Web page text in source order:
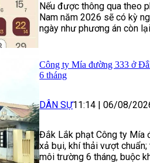
Nếu được thông qua theo
Nam năm 2026 sẽ có kỳ
ngày như phương án còn
Công ty Mía đường 333 ở
6 tháng
DÂN SỰ11:14 | 06/08/
Đắk Lắk phạt Công ty Mía
xả bụi, khí thải vượt
môi trường 6 tháng, buộc